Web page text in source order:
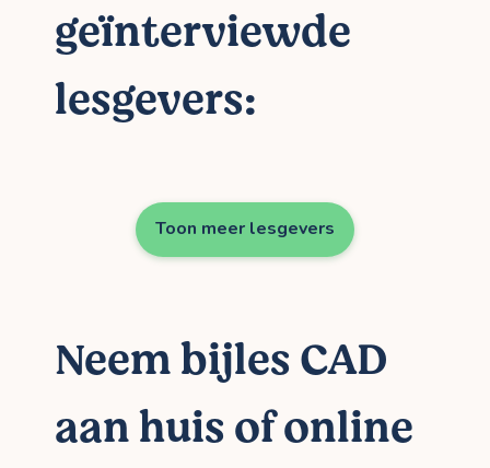
geïnterviewde
lesgevers:
Toon meer lesgevers
Neem bijles CAD
aan huis of online